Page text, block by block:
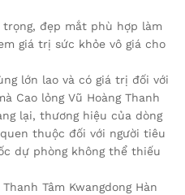
đẹp mắt phù hợp làm
giá trị sức khỏe vô giá cho
lớn lao và có giá trị đối với
Cao lỏng Vũ Hoàng Thanh
lại, thương hiệu của dòng
thuộc đối với người tiêu
dự phòng không thể thiếu
Tâm Kwangdong Hàn